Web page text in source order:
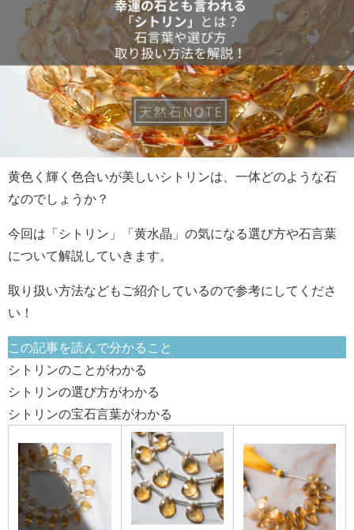
黄色く輝く色合いが美しいシトリンは、一体どのような石
なのでしょうか？
今回は「シトリン」「黄水晶」の気になる選び方や石言葉
について解説していきます。
取り扱い方法などもご紹介しているので参考にしてくださ
い！
この記事を読んで分かること
シトリンのことがわかる
シトリンの選び方がわかる
シトリンの宝石言葉がわかる